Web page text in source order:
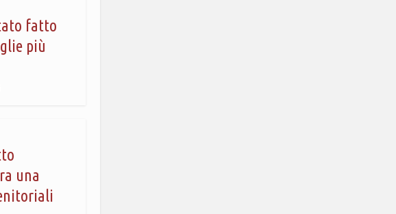
fatto
più
una